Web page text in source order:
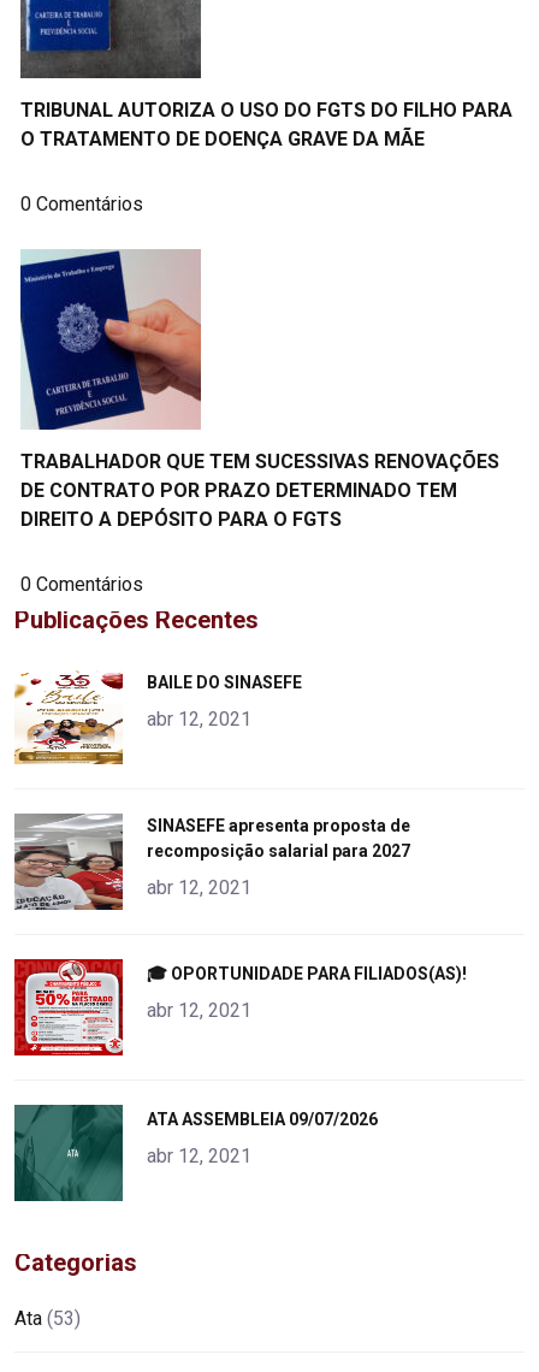
TRIBUNAL AUTORIZA O USO DO FGTS DO FILHO PARA
O TRATAMENTO DE DOENÇA GRAVE DA MÃE
0 Comentários
TRABALHADOR QUE TEM SUCESSIVAS RENOVAÇÕES
DE CONTRATO POR PRAZO DETERMINADO TEM
DIREITO A DEPÓSITO PARA O FGTS
0 Comentários
Publicações Recentes
alt="product">
BAILE DO SINASEFE
abr 12, 2021
alt="product">
SINASEFE apresenta proposta de
recomposição salarial para 2027
abr 12, 2021
alt="product">
🎓 OPORTUNIDADE PARA FILIADOS(AS)!
abr 12, 2021
alt="product">
ATA ASSEMBLEIA 09/07/2026
abr 12, 2021
Categorias
Ata (53)